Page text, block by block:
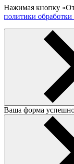
Нажимая кнопку
политики
Ваша форма